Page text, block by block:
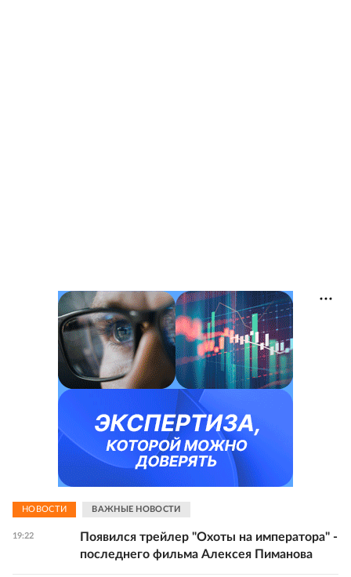
НОВОСТИ ВАЖНЫЕ НОВОСТИ
19:22
Появился трейлер "Охоты на императора" -
последнего фильма Алексея Пиманова